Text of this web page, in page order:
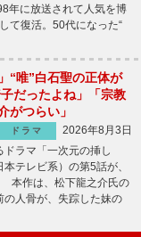
年に放送されて人気を博
て復活。50代になった“
“唯”白石聖の正体が
だったよね」「宗教
がつらい」
ドラマ
2026年8月3日
ラマ「一次元の挿し
テレビ系）の第5話が、
本作は、松下龍之介氏の
人骨が、失踪した妹の